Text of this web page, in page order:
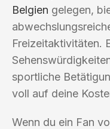
Belgien gelegen,
Freizeitaktivitäten.
sportliche
voll auf deine
Wenn du ein Fan